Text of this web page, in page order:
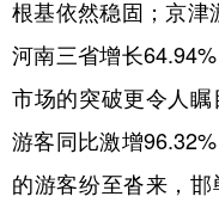
新疆 内蒙
多语种频道
English
根基依然稳固；京津
河南三省增长
市场的突破更令人
游客同比激增
的游客纷至沓来，